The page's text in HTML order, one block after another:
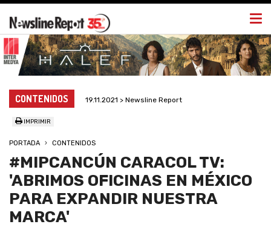
CONTENIDOS 19.11.2021 > Newsline Report
IMPRIMIR
PORTADA CONTENIDOS
#MIPCANCÚN CARACOL TV:
'ABRIMOS OFICINAS EN MÉXICO
PARA EXPANDIR NUESTRA
MARCA'